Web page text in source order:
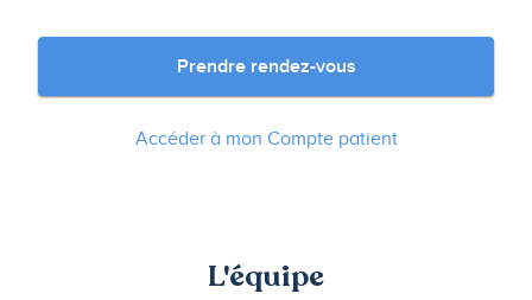
Prendre rendez-vous
Accéder à mon Compte patient
L'équipe